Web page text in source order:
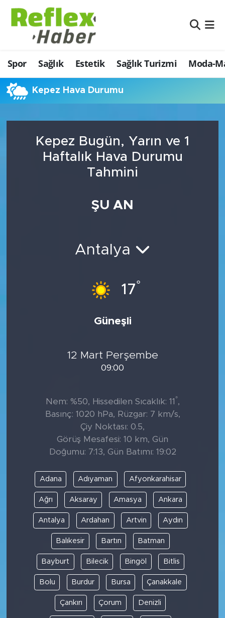
Spor Sağlık Estetik Sağlık Turizmi Moda-
Kepez Hava Durumu
Kepez Bugün, Yarın ve 1
Haftalık Hava Durumu
Tahmini
ŞU AN
Antalya
17°
Güneşli
12 Mart Perşembe
09:00
Nem: %50, Hissedilen Sıcaklık: 11 °,
Basınç: 1020 hPa, Rüzgar: 7 km/s,
Çiy Noktası: 0.5,
Görüş Mesafesi: 10 km, Gün
Doğumu: 7:13, Gün Batımı: 19:02
Adana Adıyaman Afyonkarahisar
Ağrı Aksaray Amasya Ankara
Antalya Ardahan Artvin Aydın
Balıkesir Bartın Batman
Bayburt Bilecik Bingöl Bitlis
Bolu Burdur Bursa Çanakkale
Çankırı Çorum Denizli
Eğitim
Estetik
Firmalardan
İş ve Ekonomi
Moda-Magazin-Eğlence
Nöbetçi Eczaneler
Hava Durumu
Namaz Vakitleri
Şampiyonlar Ligi Puan Durumu ve Fikstür
Tüm Manşetler